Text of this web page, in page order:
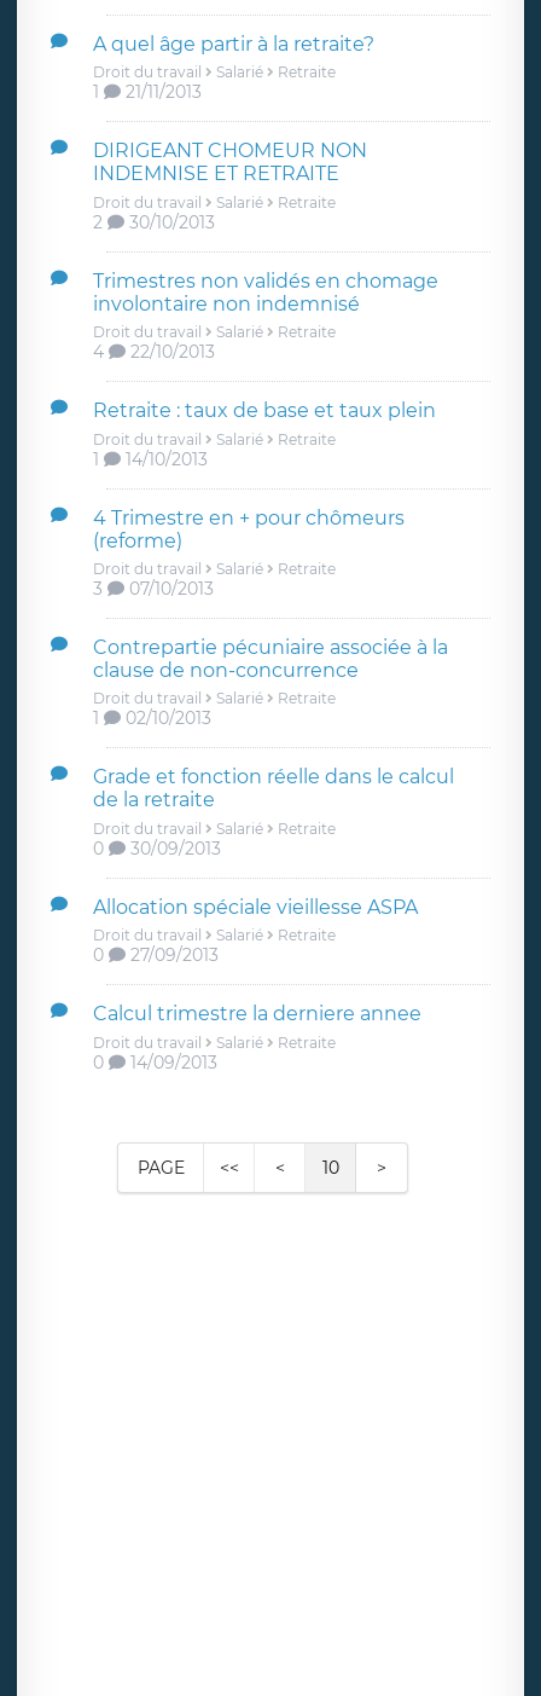
A quel âge partir à la retraite?
Droit du travail Salarié Retraite
1 21/11/2013
DIRIGEANT CHOMEUR NON
INDEMNISE ET RETRAITE
Droit du travail Salarié Retraite
2 30/10/2013
Trimestres non validés en chomage
involontaire non indemnisé
Droit du travail Salarié Retraite
4 22/10/2013
Retraite : taux de base et taux plein
Droit du travail Salarié Retraite
1 14/10/2013
4 Trimestre en + pour chômeurs
(reforme)
Droit du travail Salarié Retraite
3 07/10/2013
Contrepartie pécuniaire associée à la
clause de non-concurrence
Droit du travail Salarié Retraite
1 02/10/2013
Grade et fonction réelle dans le calcul
de la retraite
Droit du travail Salarié Retraite
0 30/09/2013
Allocation spéciale vieillesse ASPA
Droit du travail Salarié Retraite
0 27/09/2013
Calcul trimestre la derniere annee
Droit du travail Salarié Retraite
0 14/09/2013
PAGE << < 10 >